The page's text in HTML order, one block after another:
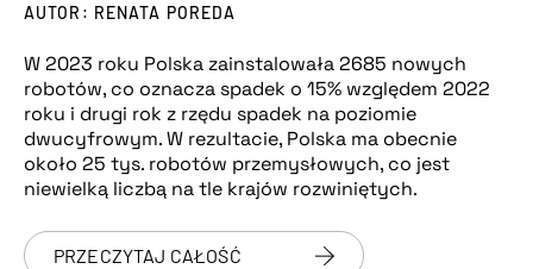
AUTOR: RENATA POREDA
W 2023 roku Polska zainstalowała 2685 nowych
robotów, co oznacza spadek o 15% względem 2022
roku i drugi rok z rzędu spadek na poziomie
dwucyfrowym. W rezultacie, Polska ma obecnie
około 25 tys. robotów przemysłowych, co jest
niewielką liczbą na tle krajów rozwiniętych.
PRZECZYTAJ CAŁOŚĆ